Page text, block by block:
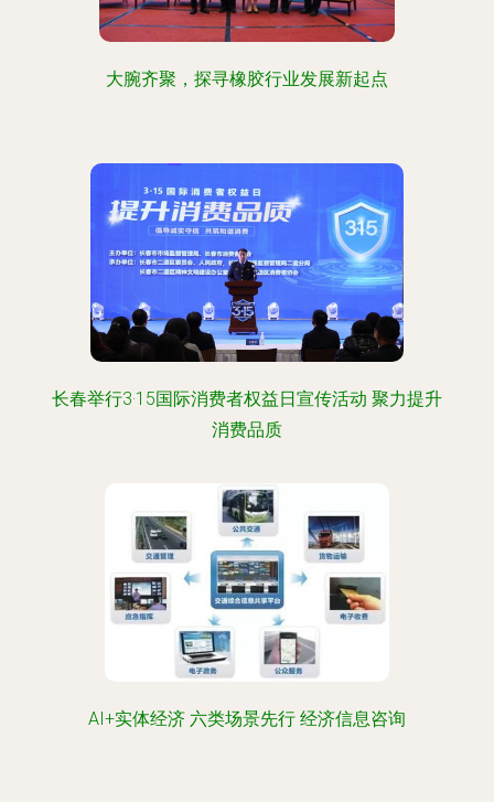
大腕齐聚，探寻橡胶行业发展新起点
长春举行3·15国际消费者权益日宣传活动 聚力提升
消费品质
AI+实体经济 六类场景先行 经济信息咨询